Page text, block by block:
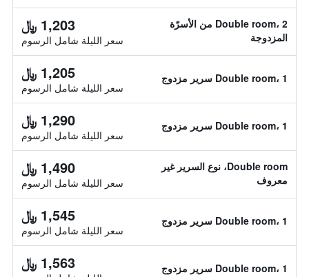
Double room، 2 من الأسرّة
المزدوجة
1,203 ﷼
سعر الليلة شامل الرسوم
Double room، 1 سرير مزدوج 1,205 ﷼
سعر الليلة شامل الرسوم
Double room، 1 سرير مزدوج 1,290 ﷼
سعر الليلة شامل الرسوم
Double room، نوع السرير غير
معروف
1,490 ﷼
سعر الليلة شامل الرسوم
Double room، 1 سرير مزدوج 1,545 ﷼
سعر الليلة شامل الرسوم
Double room، 1 سرير مزدوج 1,563 ﷼